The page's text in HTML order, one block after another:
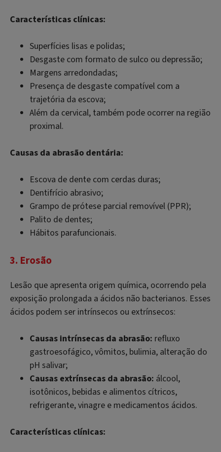
Características clínicas:
Superfícies lisas e polidas;
Desgaste com formato de sulco ou depressão;
Margens arredondadas;
Presença de desgaste compatível com a
trajetória da escova;
Além da cervical, também pode ocorrer na região
proximal.
Causas da abrasão dentária:
Escova de dente com cerdas duras;
Dentifrício abrasivo;
Grampo de prótese parcial removível (PPR);
Palito de dentes;
Hábitos parafuncionais.
3. Erosão
Lesão que apresenta origem química, ocorrendo pela
exposição prolongada a ácidos não bacterianos. Esses
ácidos podem ser intrínsecos ou extrínsecos:
Causas intrínsecas da abrasão: refluxo
gastroesofágico, vômitos, bulimia, alteração do
pH salivar;
Causas extrínsecas da abrasão: álcool,
isotônicos, bebidas e alimentos cítricos,
refrigerante, vinagre e medicamentos ácidos.
Características clínicas: